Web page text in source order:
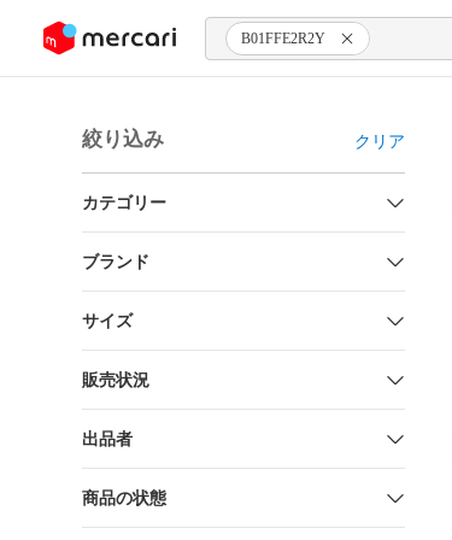
ツにスキップ B01FFE2R2Y
絞り込み クリア
カテゴリー
ブランド
サイズ
販売状況
出品者
商品の状態